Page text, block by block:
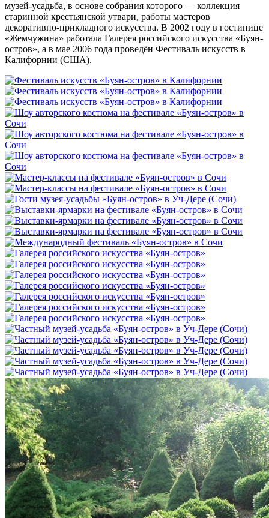
музей-усадьба, в основе собрания которого — коллекция
старинной крестьянской утвари, работы мастеров
декоративно-прикладного искусства. В 2002 году в гостинице
«Жемчужина» работала Галерея российского искусства «Буян-
остров», а в мае 2006 года проведён Фестиваль искусств в
Калифорнии (США).